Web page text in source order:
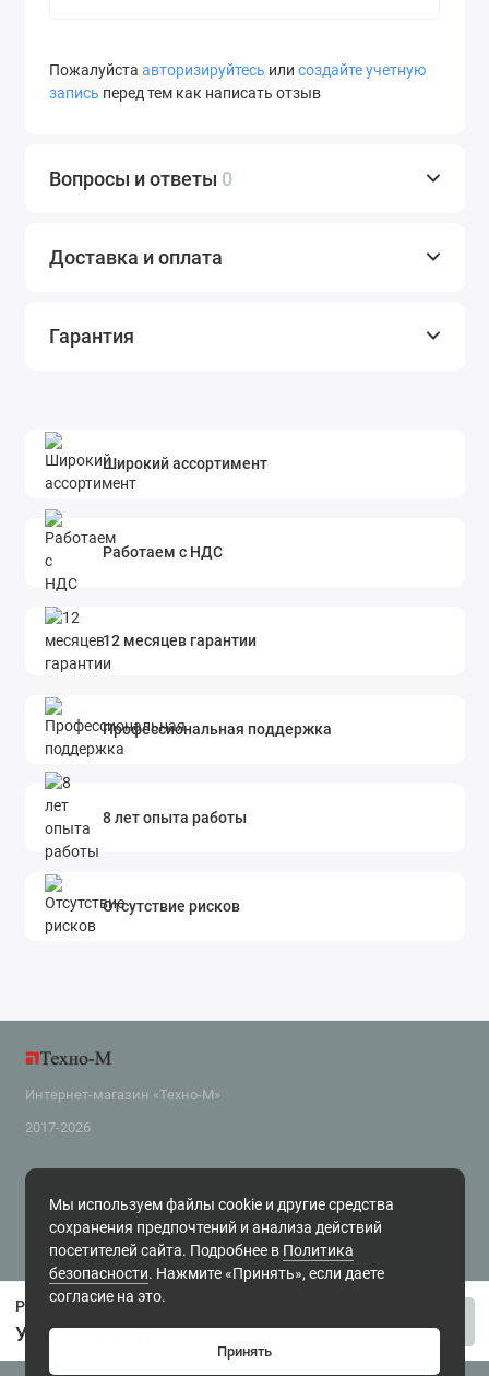
Уточняйте цену
Пожалуйста авторизируйтесь или создайте учетную
запись перед тем как написать отзыв
Вопросы и ответы 0
Доставка и оплата
Гарантия
Широкий ассортимент
Работаем с НДС
12 месяцев гарантии
Профессиональная поддержка
8 лет опыта работы
Отсутствие рисков
Мы используем файлы cookie и другие средства
сохранения предпочтений и анализа действий
посетителей сайта. Подробнее в Политика
безопасности. Нажмите «Принять», если даете
согласие на это.
Принять
Интернет-магазин «Техно-М»
2017-2026
Поддержка
+7 (343) 318-2-800
zakaz@tehnom.ru
г. Екатеринбург, ул. Чайковского 16, офис 6 Будни, с 10.00 до 18.00